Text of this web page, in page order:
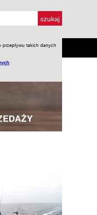
przepływu takich danych
WIW